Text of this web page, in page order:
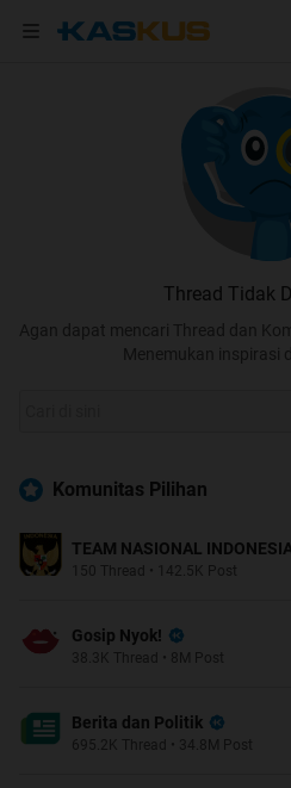
Thread Tidak
Agan dapat mencari Thread dan
Menemukan inspirasi
Komunitas Pilihan
TEAM NASIONAL
150 Thread • 142.5K Post
Gosip Nyok!
38.3K Thread • 8M Post
Berita dan Politik
695.2K Thread • 34.8M Post